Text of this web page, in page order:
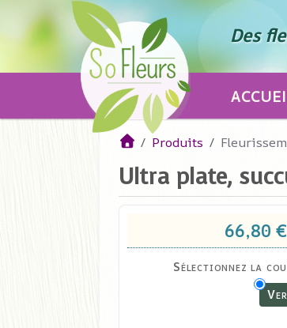
Des
Produits
Ultra plate,
66,80 €
Sélectionnez la